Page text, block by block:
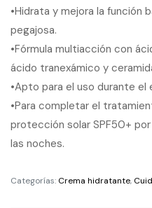
•Hidrata y mejora la función
pegajosa.
•Fórmula multiacción con
ácido tranexámico y
•Apto para el uso durante el
•Para completar el
protección solar SPF50+ por
las noches.
Categorías: Crema hidratante,